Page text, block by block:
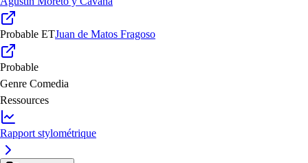
Probable ETJuan de Matos Fragoso
Probable
Genre Comedia
Ressources
Rapport stylométrique